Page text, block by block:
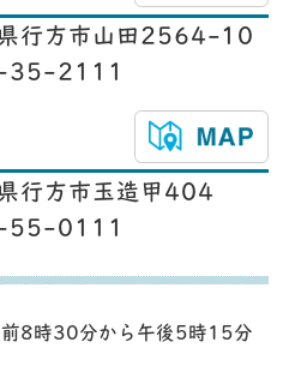
行方市山田2564-10
35-2111
行方市玉造甲404
55-0111
8時30分から午後5時15分